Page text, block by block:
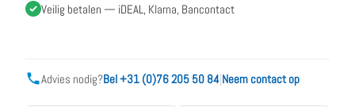
Veilig betalen — iDEAL, Klarna, Bancontact
Advies nodig?Bel +31 (0)76 205 50 84|Neem contact op